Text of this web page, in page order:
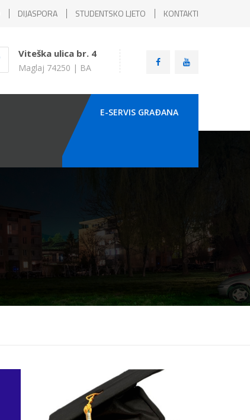
DIJASPORA STUDENTSKO LJETO KONTAKTI
Viteška ulica br. 4
Maglaj 74250 | BA
E-SERVIS GRAÐANA